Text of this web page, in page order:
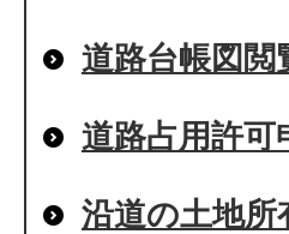
道路台帳図閲
道路占用許可
沿道の土地